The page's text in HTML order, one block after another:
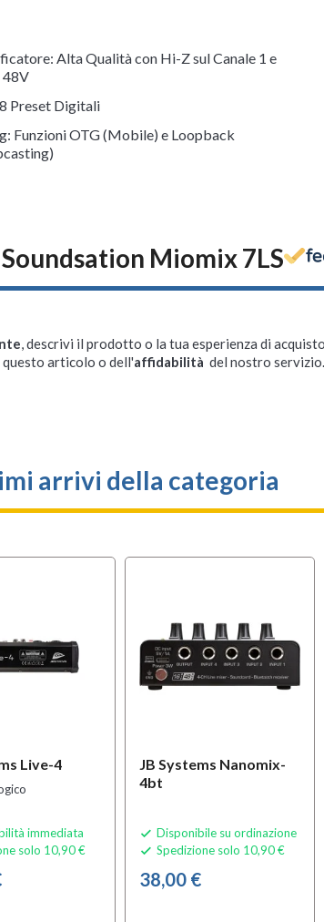
Alta Qualità con Hi-Z sul Canale 1 e
48V
Preset Digitali
Funzioni OTG (Mobile) e Loopback
Miomix 7LS
, descrivi il prodotto o la tua esperienza di
articolo o dell'affidabilità del nostro
arrivi della categoria
Live-4
immediata
solo 10,90 €
JB Systems Nanomix-
4bt
 Disponibile su ordinazione
 Spedizione solo 10,90 €
38,00 €